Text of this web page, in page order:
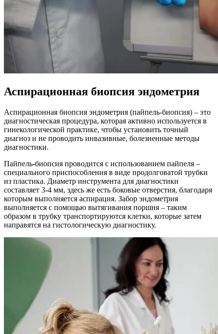
Аспирационная биопсия эндометрия
Аспирационная биопсия эндометрия (пайпель-биопсия) – это
диагностическая процедура, которая активно используется в
гинекологической практике, чтобы установить точный
диагноз и не проводить инвазивные, болезненные методы
диагностики.
Пайпель-биопсия проводится с использованием пайпеля –
специального приспособления в виде продолговатой трубки
из пластика. Диаметр инструмента для диагностики
составляет 3-4 мм, здесь же есть боковые отверстия, благодаря
которым выполняется аспирация. Забор эндометрия
выполняется с помощью вытягивания поршня – таким
образом в трубку транспортируются клетки, которые затем
направятся на гистологическую диагностику.